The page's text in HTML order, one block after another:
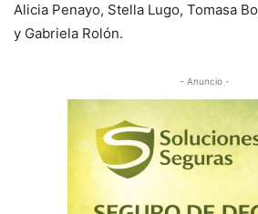
Alicia Penayo, Stella Lugo, Tomasa
y Gabriela Rolón.
- Anuncio -